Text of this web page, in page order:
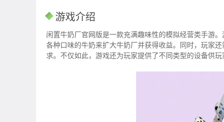
游戏介绍
闲置牛奶厂官网版是一款充满趣味性的模拟经营类手游
各种口味的牛奶来扩大牛奶厂并获得收益。同时，玩家
求。不仅如此，游戏还为玩家提供了不同类型的设备供